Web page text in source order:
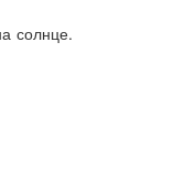
солнце.